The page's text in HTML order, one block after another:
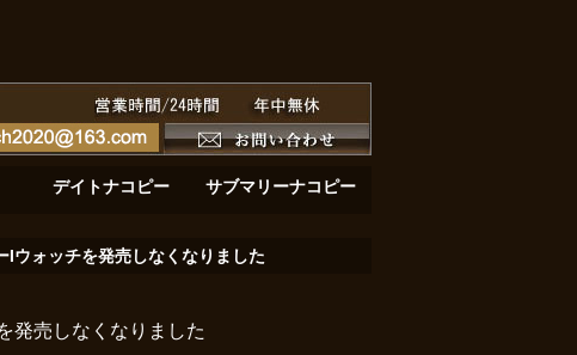
デイトナコピー サブマリーナコピー
ウォッチを発売しなくなりました
発売しなくなりました